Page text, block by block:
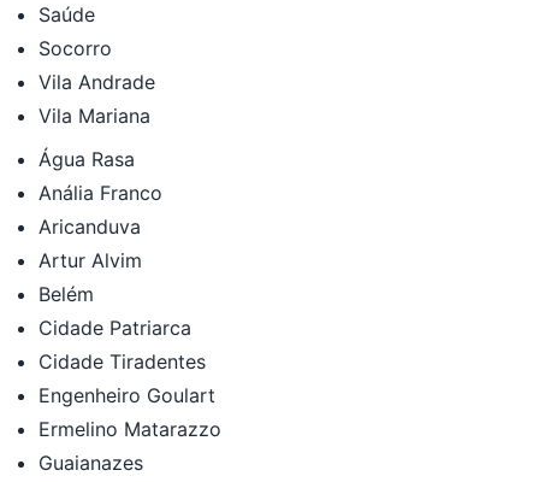
Saúde
Socorro
Vila Andrade
Vila Mariana
Água Rasa
Anália Franco
Aricanduva
Artur Alvim
Belém
Cidade Patriarca
Cidade Tiradentes
Engenheiro Goulart
Ermelino Matarazzo
Guaianazes